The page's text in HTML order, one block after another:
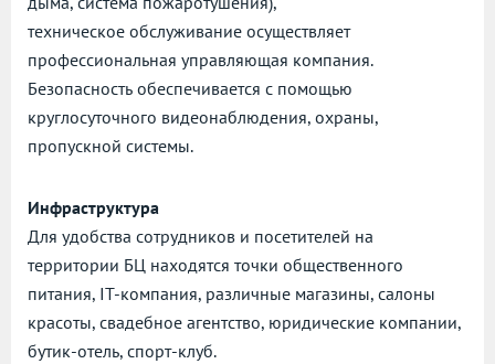
техническое обслуживание осуществляет
профессиональная управляющая компания.
Безопасность обеспечивается с помощью
круглосуточного видеонаблюдения, охраны,
пропускной системы.
Инфраструктура
Для удобства сотрудников и посетителей на
территории БЦ находятся точки общественного
питания, IT-компания, различные магазины, салоны
красоты, свадебное агентство, юридические компании,
бутик-отель, спорт-клуб.